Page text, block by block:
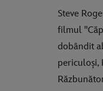
Steve
filmul
dobândit
periculoși,